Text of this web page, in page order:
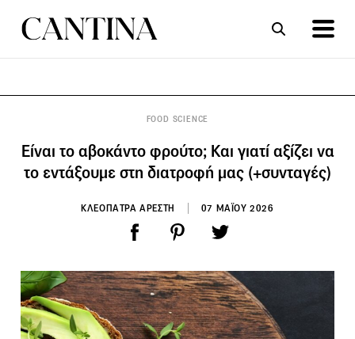
FOOD SCIENCE
Είναι το αβοκάντο φρούτο; Και γιατί αξίζει να
το εντάξουμε στη διατροφή μας (+συνταγές)
ΚΛΕΟΠΑΤΡΑ ΑΡΕΣΤΗ 07 ΜΑΪΟΥ 2026